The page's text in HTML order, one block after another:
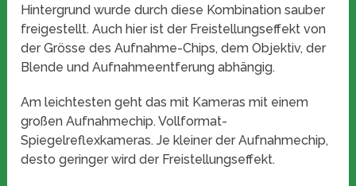
Hintergrund wurde durch diese Kombination sauber
freigestellt. Auch hier ist der Freistellungseffekt von
der Grösse des Aufnahme-Chips, dem Objektiv, der
Blende und Aufnahmeentferung abhängig.
Am leichtesten geht das mit Kameras mit einem
großen Aufnahmechip. Vollformat-
Spiegelreflexkameras. Je kleiner der Aufnahmechip,
desto geringer wird der Freistellungseffekt.